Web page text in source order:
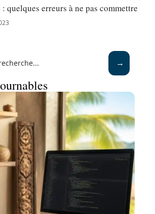
quelques erreurs à ne pas commettre